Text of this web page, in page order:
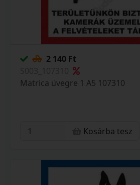
2 140 Ft
Matrica üvegre 1 A5 107310
Kosárba tesz